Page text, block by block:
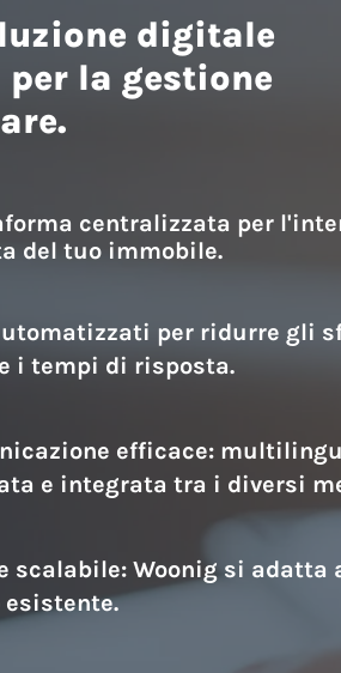
centralizzata per
del tuo immobile.
per ridurre gli
i tempi di risposta.
efficace:
e integrata tra i diversi
scalabile: Woonig si adatta
digitale
la gestione